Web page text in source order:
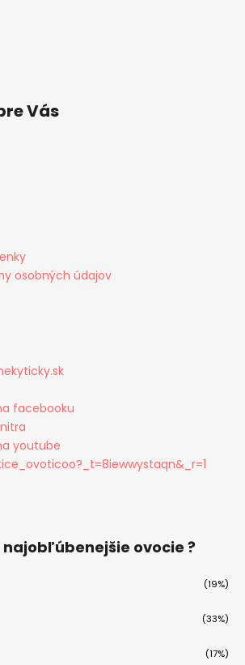
Vás
osobných údajov
facebooku
youtube
najobľúbenejšie ovocie ?
(19%)
(33%)
(17%)